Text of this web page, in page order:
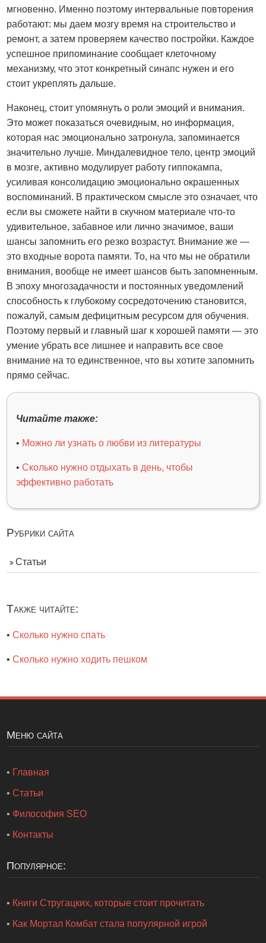
мгновенно. Именно поэтому интервальные повторения
работают: мы даем мозгу время на строительство и
ремонт, а затем проверяем качество постройки. Каждое
успешное припоминание сообщает клеточному
механизму, что этот конкретный синапс нужен и его
стоит укреплять дальше.
Наконец, стоит упомянуть о роли эмоций и внимания.
Это может показаться очевидным, но информация,
которая нас эмоционально затронула, запоминается
значительно лучше. Миндалевидное тело, центр эмоций
в мозге, активно модулирует работу гиппокампа,
усиливая консолидацию эмоционально окрашенных
воспоминаний. В практическом смысле это означает, что
если вы сможете найти в скучном материале что-то
удивительное, забавное или лично значимое, ваши
шансы запомнить его резко возрастут. Внимание же —
это входные ворота памяти. То, на что мы не обратили
внимания, вообще не имеет шансов быть запомненным.
В эпоху многозадачности и постоянных уведомлений
способность к глубокому сосредоточению становится,
пожалуй, самым дефицитным ресурсом для обучения.
Поэтому первый и главный шаг к хорошей памяти — это
умение убрать все лишнее и направить все свое
внимание на то единственное, что вы хотите запомнить
прямо сейчас.
Читайте также:
• Можно ли узнать о любви из литературы
•Сколько нужно отдыхать в день, чтобы
эффективно работать
Рубрики сайта
Статьи
Также читайте:
•Cколько нужно спать
•Сколько нужно ходить пешком
Меню сайта
• Главная
•Статьи
• Философия SEO
• Контакты
Популярное:
• Книги Стругацких, которые стоит прочитать
• Как Мортал Комбат стала популярной игрой